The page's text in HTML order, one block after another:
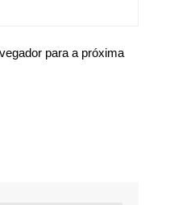
para a próxima